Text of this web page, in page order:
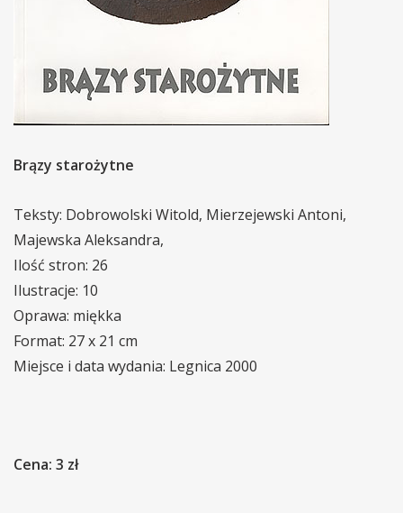
Brązy starożytne
Teksty: Dobrowolski Witold, Mierzejewski Antoni,
Majewska Aleksandra,
Ilość stron: 26
Ilustracje: 10
Oprawa: miękka
Format: 27 x 21 cm
Miejsce i data wydania: Legnica 2000
Cena: 3 zł